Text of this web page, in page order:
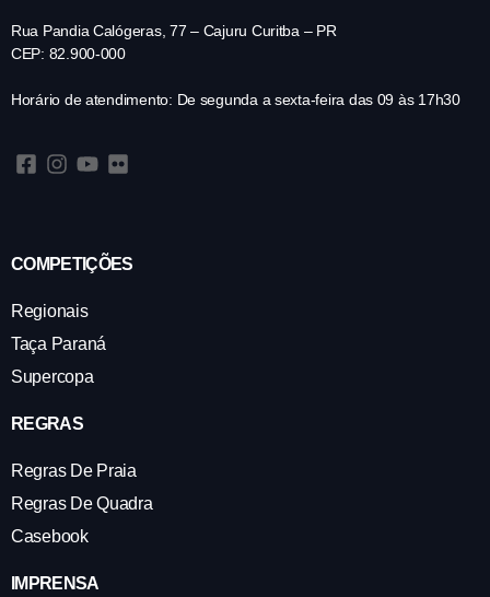
Rua Pandia Calógeras, 77 – Cajuru Curitba – PR
CEP: 82.900-000
Horário de atendimento: De segunda a sexta-feira das 09 às 17h30
COMPETIÇÕES
Regionais
Taça Paraná
Supercopa
REGRAS
Regras De Praia
Regras De Quadra
Casebook
IMPRENSA